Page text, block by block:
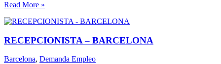
Read More »
RECEPCIONISTA – BARCELONA
Barcelona, Demanda Empleo